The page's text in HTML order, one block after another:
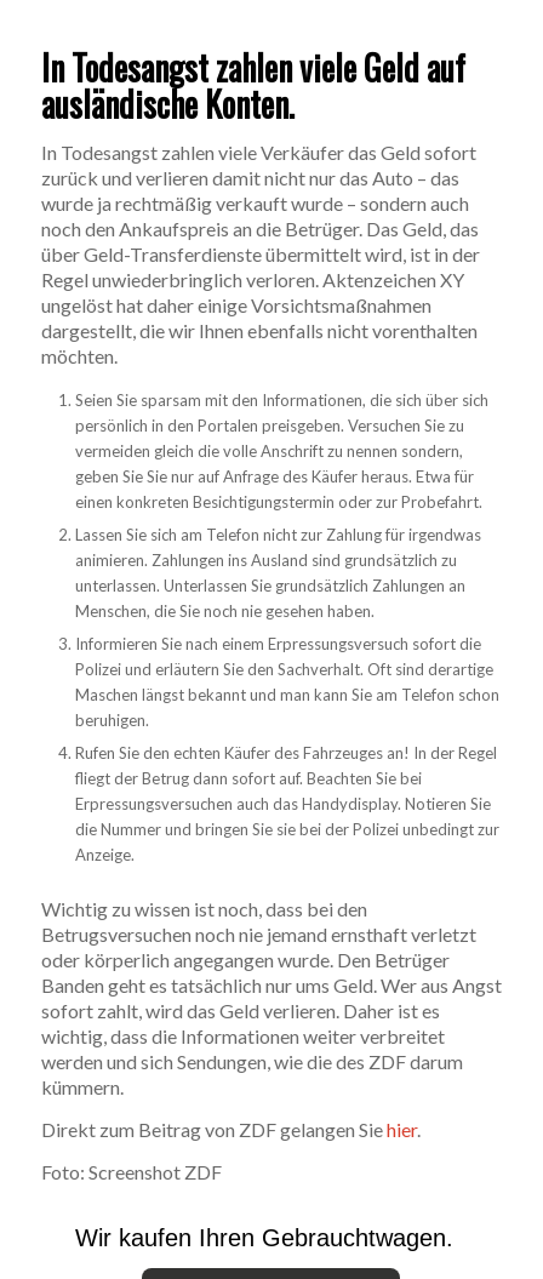
In Todesangst zahlen viele Geld auf
ausländische Konten.
In Todesangst zahlen viele Verkäufer das Geld sofort
zurück und verlieren damit nicht nur das Auto – das
wurde ja rechtmäßig verkauft wurde – sondern auch
noch den Ankaufspreis an die Betrüger. Das Geld, das
über Geld-Transferdienste übermittelt wird, ist in der
Regel unwiederbringlich verloren. Aktenzeichen XY
ungelöst hat daher einige Vorsichtsmaßnahmen
dargestellt, die wir Ihnen ebenfalls nicht vorenthalten
möchten.
Seien Sie sparsam mit den Informationen, die sich über sich
persönlich in den Portalen preisgeben. Versuchen Sie zu
vermeiden gleich die volle Anschrift zu nennen sondern,
geben Sie Sie nur auf Anfrage des Käufer heraus. Etwa für
einen konkreten Besichtigungstermin oder zur Probefahrt.
Lassen Sie sich am Telefon nicht zur Zahlung für irgendwas
animieren. Zahlungen ins Ausland sind grundsätzlich zu
unterlassen. Unterlassen Sie grundsätzlich Zahlungen an
Menschen, die Sie noch nie gesehen haben.
Informieren Sie nach einem Erpressungsversuch sofort die
Polizei und erläutern Sie den Sachverhalt. Oft sind derartige
Maschen längst bekannt und man kann Sie am Telefon schon
beruhigen.
Rufen Sie den echten Käufer des Fahrzeuges an! In der Regel
fliegt der Betrug dann sofort auf. Beachten Sie bei
Erpressungsversuchen auch das Handydisplay. Notieren Sie
die Nummer und bringen Sie sie bei der Polizei unbedingt zur
Anzeige.
Wichtig zu wissen ist noch, dass bei den
Betrugsversuchen noch nie jemand ernsthaft verletzt
oder körperlich angegangen wurde. Den Betrüger
Banden geht es tatsächlich nur ums Geld. Wer aus Angst
sofort zahlt, wird das Geld verlieren. Daher ist es
wichtig, dass die Informationen weiter verbreitet
werden und sich Sendungen, wie die des ZDF darum
kümmern.
Direkt zum Beitrag von ZDF gelangen Siehier.
Foto: Screenshot ZDF
Wir kaufen Ihren Gebrauchtwagen.